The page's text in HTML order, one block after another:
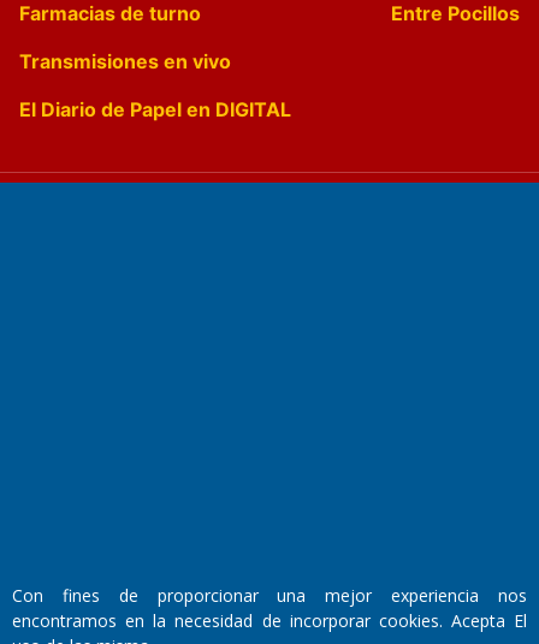
Farmacias de turno
Entre Pocillos
Transmisiones en vivo
El Diario de Papel en DIGITAL
Walter René Goñi
Con fines de proporcionar una mejor experiencia nos
encontramos en la necesidad de incorporar cookies. Acepta El